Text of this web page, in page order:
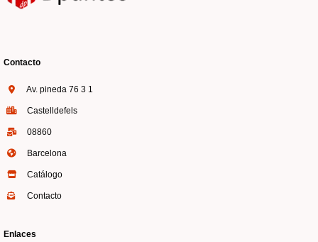
Contacto
Av. pineda 76 3 1
Castelldefels
08860
Barcelona
Catálogo
Contacto
Enlaces